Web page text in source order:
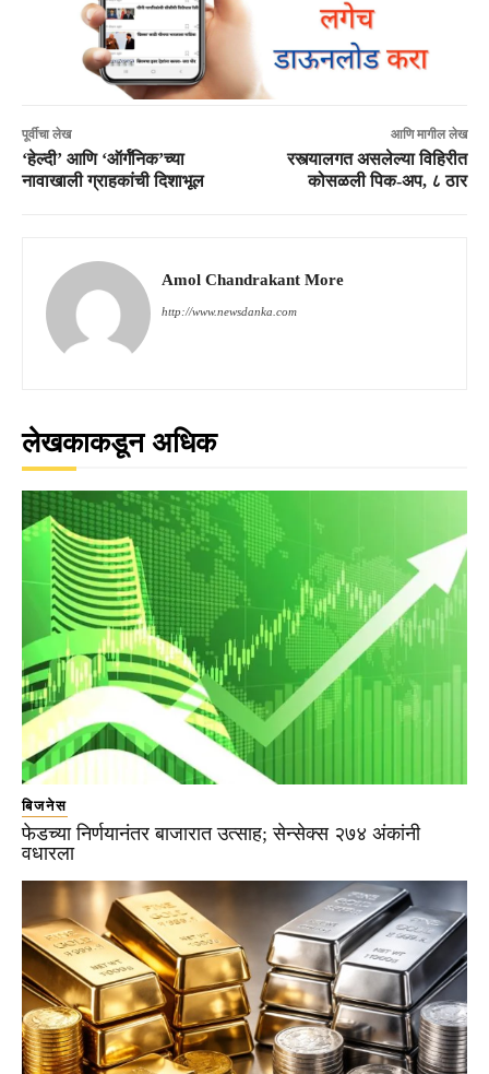
पूर्वीचा लेख
‘हेल्दी’ आणि ‘ऑर्गॅनिक’च्या
नावाखाली ग्राहकांची दिशाभूल
आणि मागील लेख
रस्त्यालगत असलेल्या विहिरीत
कोसळली पिक-अप, ८ ठार
Amol Chandrakant More
http://www.newsdanka.com
लेखकाकडून अधिक
बिजनेस
फेडच्या निर्णयानंतर बाजारात उत्साह; सेन्सेक्स २७४ अंकांनी
वधारला